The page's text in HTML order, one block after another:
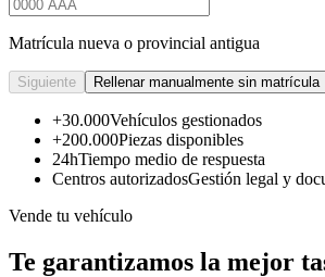
Matrícula nueva o provincial antigua
Siguiente Rellenar manualmente sin matrícula
+30.000Vehículos gestionados
+200.000Piezas disponibles
24hTiempo medio de respuesta
Centros autorizadosGestión legal y
Vende tu vehículo
Te garantizamos la mejor